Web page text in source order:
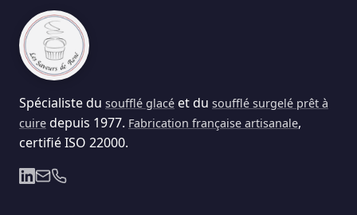
Spécialiste du soufflé glacé et du soufflé surgelé prêt à
cuire depuis 1977. Fabrication française artisanale,
certifié ISO 22000.